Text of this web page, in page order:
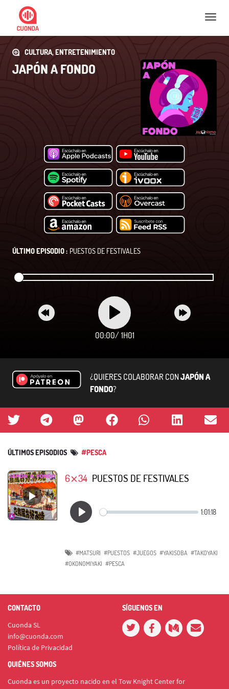
Nav
CULTURA, ENTRETENIMIENTO
JAPÓN A FONDO
ÚLTIMO EPISODIO : PUESTOS DE FESTIVALES
00:00/ 1H01
¿QUIERES COLABORAR CONJAPÓN A
FONDO?
ÚLTIMOS EPISODIOS #PESCA
6⨯34 PUESTOS DE FESTIVALES
#MATSURI #PUESTOS #JUEGOS #YAKISOBA #TAKOYAKI
#OKONOMIYAKI #PESCA
CONTACTO
Cuonda SL
info@cuonda.com
Política de Privacidad
SÍGUENOS EN
QUIÉNES SOMOS
Cuonda es un proyecto nacido en el Tow Knight Center for